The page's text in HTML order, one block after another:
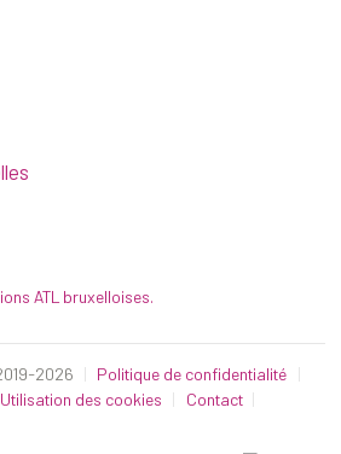
ATL bruxelloises.
2026
Politique de confidentialité
Utilisation des cookies
Contact